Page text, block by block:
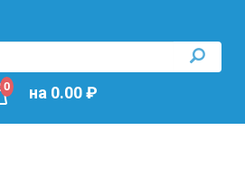
0 на 0.00₽